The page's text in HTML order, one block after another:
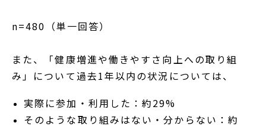
n=480（単一回答）
また、「健康増進や働きやすさ向上への取り組
み」について過去1年以内の状況については、
実際に参加・利用した：約29%
そのような取り組みはない・分からない：約